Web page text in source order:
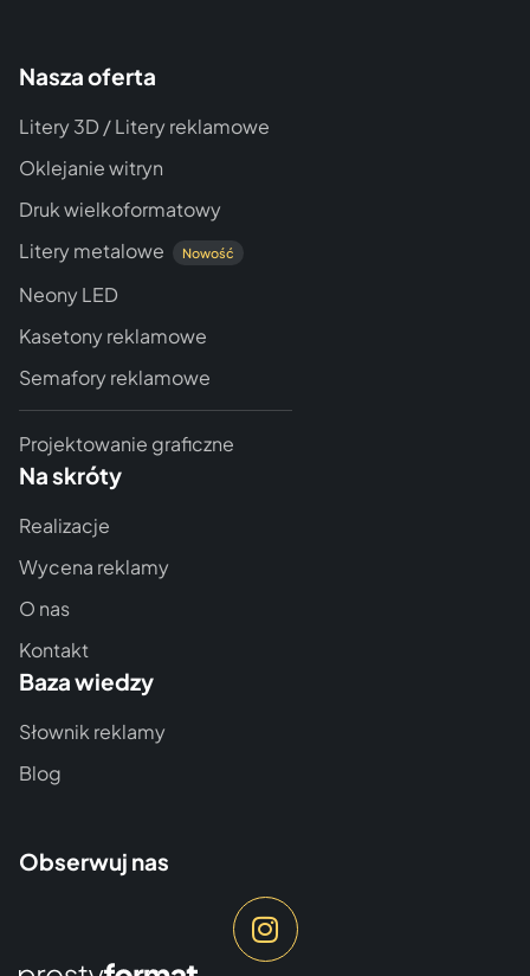
Nasza oferta
Litery 3D / Litery reklamowe
Oklejanie witryn
Druk wielkoformatowy
Litery metalowe
Nowość
Neony LED
Kasetony reklamowe
Semafory reklamowe
Projektowanie graficzne
Na skróty
Realizacje
Wycena reklamy
O nas
Kontakt
Baza wiedzy
Słownik reklamy
Blog
Obserwuj nas